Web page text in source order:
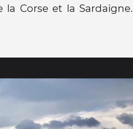
la Corse et la Sardaigne.